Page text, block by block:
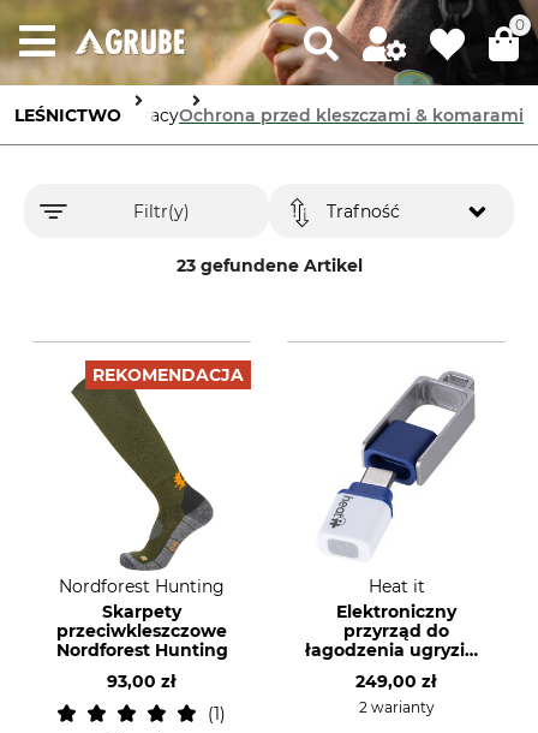
0
LEŚNICTWO
i higiena pracyOchrona przed kleszczami & komarami
Filtr(y)
23 gefundene Artikel
Trafność
REKOMENDACJA
Nordforest Hunting
Skarpety
przeciwkleszczowe
Nordforest Hunting
93,00 zł
1
Heat it
Elektroniczny
przyrząd do
łagodzenia ugryzień
przez owady Heat It
Pro
249,00 zł
2 warianty